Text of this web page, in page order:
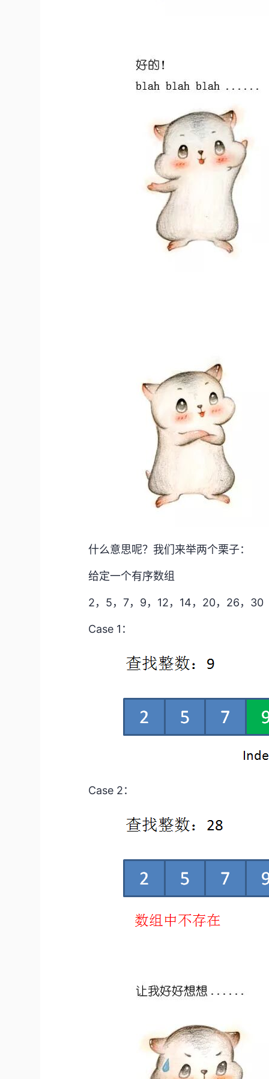
什么意思呢？我们来举两个栗子：
给定一个有序数组
2，5，7，9，12，14，20，26，30
Case 1：
Case 2：